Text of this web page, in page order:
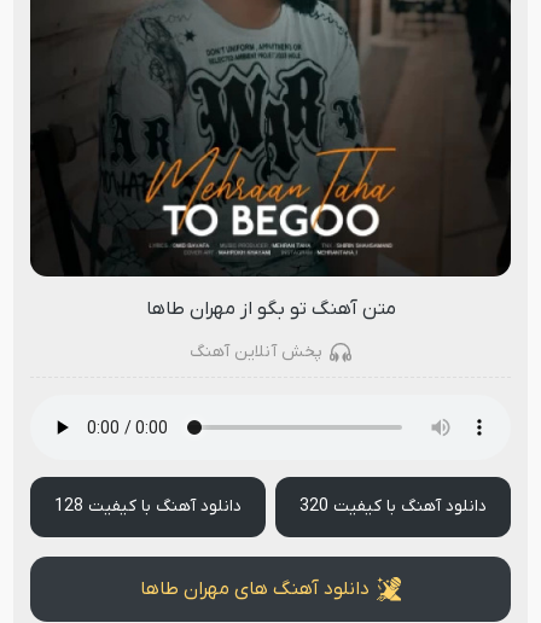
متن آهنگ تو بگو از مهران طاها
پخش آنلاین آهنگ
دانلود آهنگ با کیفیت 320 دانلود آهنگ با کیفیت 128
دانلود آهنگ های مهران طاها